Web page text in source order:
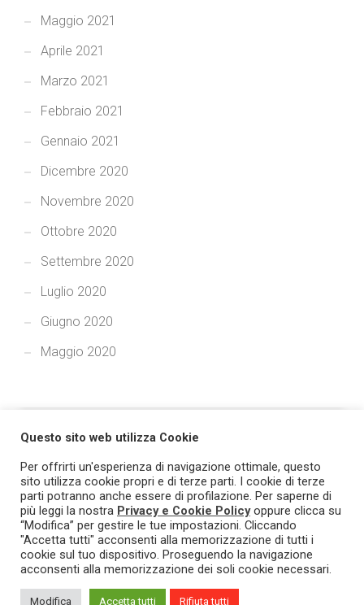
Maggio 2021
Aprile 2021
Marzo 2021
Febbraio 2021
Gennaio 2021
Dicembre 2020
Novembre 2020
Ottobre 2020
Settembre 2020
Luglio 2020
Giugno 2020
Maggio 2020
© 2021 TRASPARE - Tutti i diritti riservati. Prodotto e marchio
registrato L&G Solution - PI/CF 03393760719.Privacy & Cookie
Policy .
Questo sito web utilizza Cookie
Per offrirti un'esperienza di navigazione ottimale, questo
sito utilizza cookie propri e di terze parti. I cookie di terze
parti potranno anche essere di profilazione. Per saperne di
più leggi la nostra Privacy e Cookie Policyoppure clicca su
“Modifica” per gestire le tue impostazioni. Cliccando
"Accetta tutti" acconsenti alla memorizzazione di tutti i
cookie sul tuo dispositivo. Proseguendo la navigazione
acconsenti alla memorizzazione dei soli cookie necessari.
Modifica Accetta tutti Rifiuta tutti